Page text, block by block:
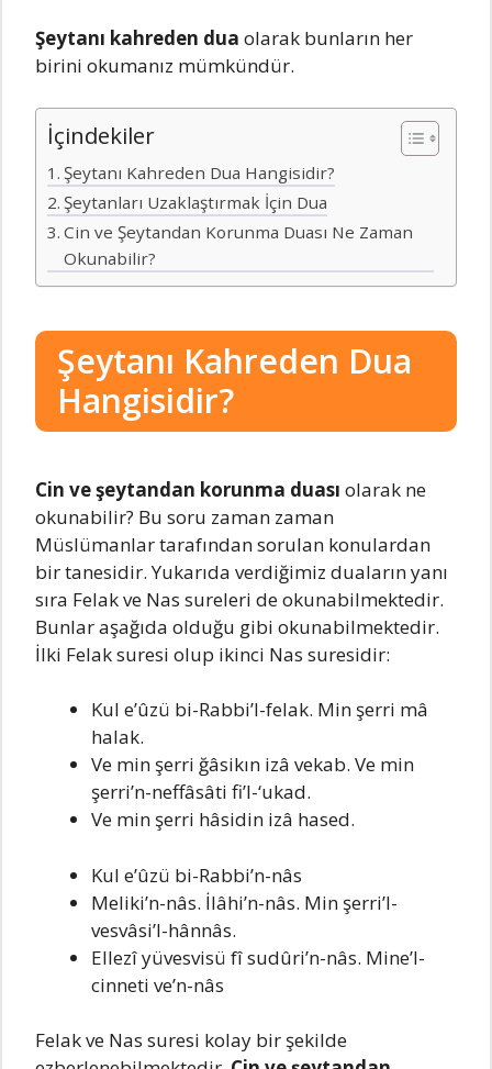
Şeytanı kahreden dua olarak bunların her
birini okumanız mümkündür.
İçindekiler
Şeytanı Kahreden Dua Hangisidir?
Şeytanları Uzaklaştırmak İçin Dua
Cin ve Şeytandan Korunma Duası Ne Zaman
Okunabilir?
Şeytanı Kahreden Dua
Hangisidir?
Cin ve şeytandan korunma duası olarak ne
okunabilir? Bu soru zaman zaman
Müslümanlar tarafından sorulan konulardan
bir tanesidir. Yukarıda verdiğimiz duaların yanı
sıra Felak ve Nas sureleri de okunabilmektedir.
Bunlar aşağıda olduğu gibi okunabilmektedir.
İlki Felak suresi olup ikinci Nas suresidir:
Kul e’ûzü bi-Rabbi’l-felak. Min şerri mâ
halak.
Ve min şerri ğâsikın izâ vekab. Ve min
şerri’n-neffâsâti fi’l-‘ukad.
Ve min şerri hâsidin izâ hased.
Kul e’ûzü bi-Rabbi’n-nâs
Meliki’n-nâs. İlâhi’n-nâs. Min şerri’l-
vesvâsi’l-hânnâs.
Ellezî yüvesvisü fî sudûri’n-nâs. Mine’l-
cinneti ve’n-nâs
Felak ve Nas suresi kolay bir şekilde